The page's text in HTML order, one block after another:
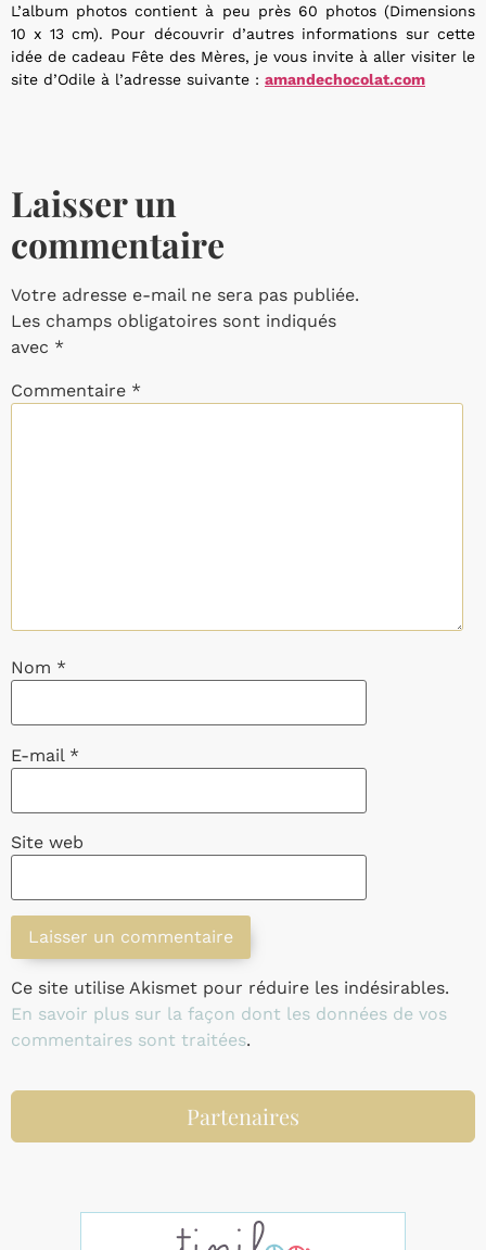
L’album photos contient à peu près 60 photos (Dimensions
10 x 13 cm). Pour découvrir d’autres informations sur cette
idée de cadeau Fête des Mères, je vous invite à aller visiter le
site d’Odile à l’adresse suivante : amandechocolat.com
Laisser un
commentaire
Votre adresse e-mail ne sera pas publiée.
Les champs obligatoires sont indiqués
avec *
Commentaire *
Nom *
E-mail *
Site web
Ce site utilise Akismet pour réduire les indésirables.
En savoir plus sur la façon dont les données de vos
commentaires sont traitées.
Partenaires